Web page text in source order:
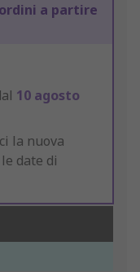
ordini a partire
10 agosto
la nuova
date di